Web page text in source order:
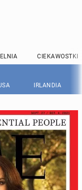
CIEKAWOSTKI
IRLANDIA